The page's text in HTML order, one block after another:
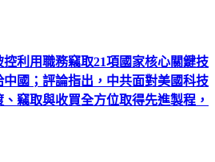
利用職務竊取21項國家核心關鍵技
國；評論指出，中共面對美國科技
竊取與收買全方位取得先進製程，